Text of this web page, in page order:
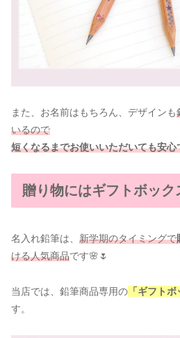
また、お名前はもちろん、デザインも
いるので
短くなるまでお使いいただいても安
贈り物にはギフトボック
名入れ鉛筆は、 新学期のタイミングで
ける人気商品です🌸🌷
当店では、鉛筆商品専用の 「ギフトボ
す。